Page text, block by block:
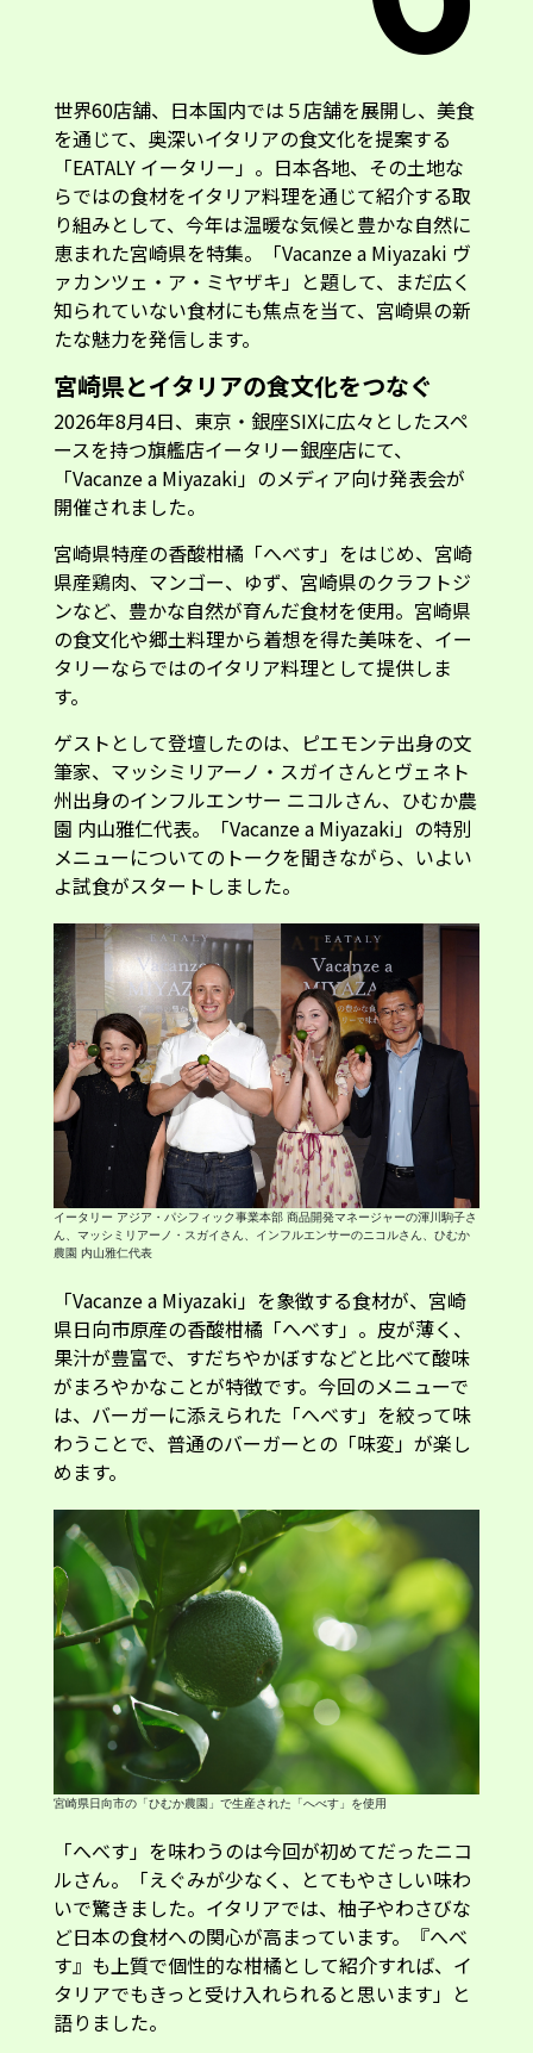
世界60店舗、日本国内では５店舗を展開し、美食
「EATALY イータリー」。日本各地、その土地な
らではの食材をイタリア料理を通じて紹介する取
り組みとして、今年は温暖な気候と豊かな自然に
恵まれた宮崎県を特集。「Vacanze a Miyazaki ヴ
ァカンツェ・ア・ミヤザキ」と題して、まだ広く
知られていない食材にも焦点を当て、宮崎県の新
たな魅力を発信します。
宮崎県とイタリアの食文化をつなぐ
2026年8月4日、東京・銀座SIXに広々としたスペ
ースを持つ旗艦店イータリー銀座店にて、
「Vacanze a Miyazaki」のメディア向け発表会が
開催されました。
宮崎県特産の香酸柑橘「へべす」をはじめ、宮崎
県産鶏肉、マンゴー、ゆず、宮崎県のクラフトジ
ンなど、豊かな自然が育んだ食材を使用。宮崎県
の食文化や郷土料理から着想を得た美味を、イー
タリーならではのイタリア料理として提供しま
す。
ゲストとして登壇したのは、ピエモンテ出身の文
筆家、マッシミリアーノ・スガイさんとヴェネト
州出身のインフルエンサー ニコルさん、ひむか農
園 内山雅仁代表。「Vacanze a Miyazaki」の特別
メニューについてのトークを聞きながら、いよい
よ試食がスタートしました。
イータリー アジア・パシフィック事業本部 商品開発マネージャーの渾川駒子さ
ん、マッシミリアーノ・スガイさん、インフルエンサーのニコルさん、ひむか
農園 内山雅仁代表
「Vacanze a Miyazaki」を象徴する食材が、宮崎
県日向市原産の香酸柑橘「へべす」。皮が薄く、
果汁が豊富で、すだちやかぼすなどと比べて酸味
がまろやかなことが特徴です。今回のメニューで
は、バーガーに添えられた「へべす」を絞って味
わうことで、普通のバーガーとの「味変」が楽し
めます。
宮崎県日向市の「ひむか農園」で生産された「へべす」を使用
「へべす」を味わうのは今回が初めてだったニコ
ルさん。「えぐみが少なく、とてもやさしい味わ
いで驚きました。イタリアでは、柚子やわさびな
ど日本の食材への関心が高まっています。『へべ
す』も上質で個性的な柑橘として紹介すれば、イ
タリアでもきっと受け入れられると思います」と
語りました。
カリッと香ばしいチキン コトレッタを
「へべす」で爽やかに味変